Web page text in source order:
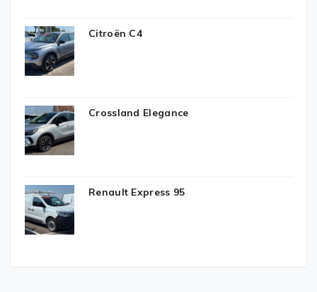
Citroën C4
Crossland Elegance
Renault Express 95